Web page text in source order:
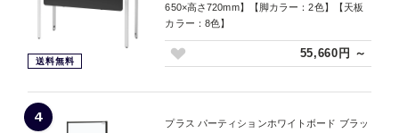
送料無料
650×高さ720mm】【脚カラー：2色】【天板
カラー：8色】
55,660円 ～
4
プラス パーティションホワイトボード ブラッ